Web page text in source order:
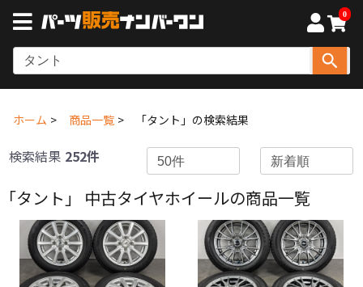
0
ホーム 商品一覧 「タント」の検索結果
検索結果 252件
「タント」 中古タイヤホイールの商品一覧